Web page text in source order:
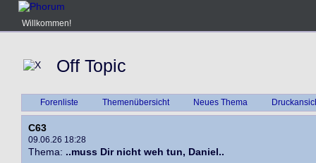
Willkommen!
Off Topic
Forenliste Themenübersicht Neues Thema
C63
09.06.26 18:28
Thema: ..muss Dir nicht weh tun, Daniel..